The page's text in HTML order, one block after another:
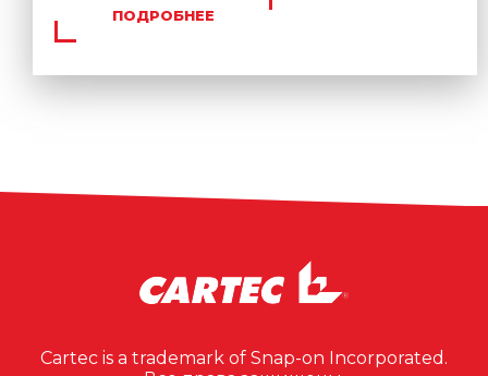
ПОДРОБНЕЕ
Cartec is a trademark of Snap-on Incorporated.